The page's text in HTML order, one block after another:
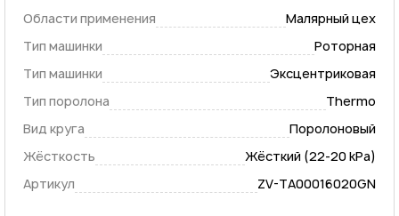
Области применения
Малярный цех
Тип машинки
Роторная
Тип машинки
Эксцентриковая
Тип поролона
Thermo
Вид круга
Поролоновый
Жёсткость
Жёсткий (22-20 kPa)
Артикул
ZV-TA00016020GN